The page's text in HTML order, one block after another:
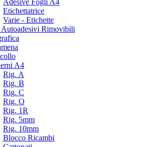
Adesive Fogli A4
Etichettatrice
Varie - Etichette
Rimovibili
A4
Rig. A
Rig. B
Rig. C
Rig. Q
Rig. 1R
Rig. 5mm
Rig. 10mm
Blocco Ricambi